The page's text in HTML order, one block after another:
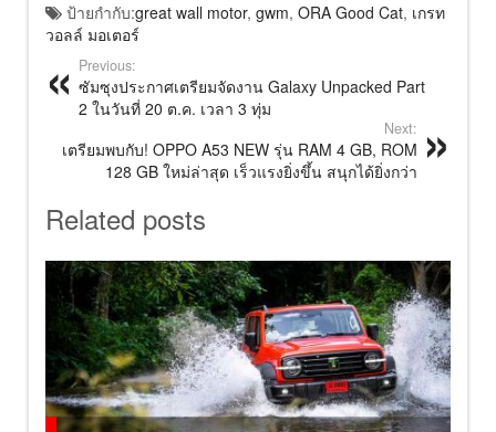
ป้ายกำกับ:great wall motor, gwm, ORA Good Cat, เกรท
วอลล์ มอเตอร์
Previous:
ซัมซุงประกาศเตรียมจัดงาน Galaxy Unpacked Part
2 ในวันที่ 20 ต.ค. เวลา 3 ทุ่ม
Next:
เตรียมพบกับ! OPPO A53 NEW รุ่น RAM 4 GB, ROM
128 GB ใหม่ล่าสุด เร็วแรงยิ่งขึ้น สนุกได้ยิ่งกว่า
Related posts